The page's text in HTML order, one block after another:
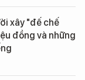
xây "đế chế
đồng và những